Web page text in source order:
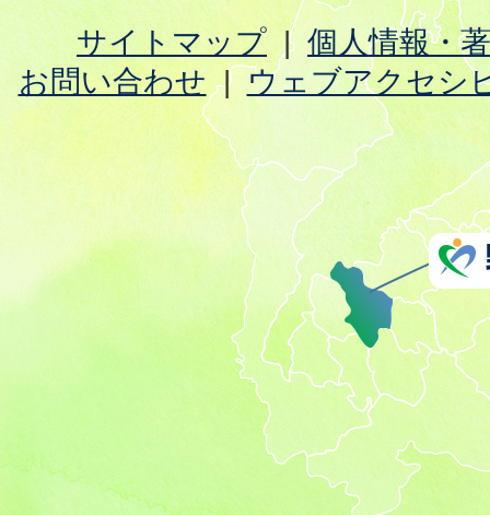
サイトマップ
個人情報・
お問い合わせ
ウェブアクセシ